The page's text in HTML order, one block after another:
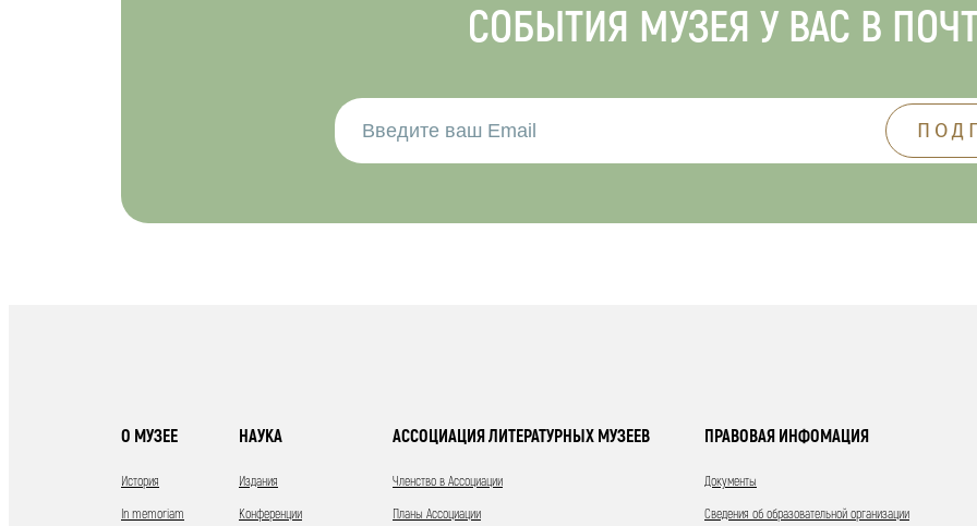
СОБЫТИЯ МУЗЕЯ У ВАС В
О МУЗЕЕ
История
In memoriam
НАУКА
Издания
Конференции
АССОЦИАЦИЯ ЛИТЕРАТУРНЫХ МУЗЕЕВ
Членство в Ассоциации
Планы Ассоциации
ПРАВОВАЯ ИНФОМАЦИЯ
Документы
Сведения об образовательной организации